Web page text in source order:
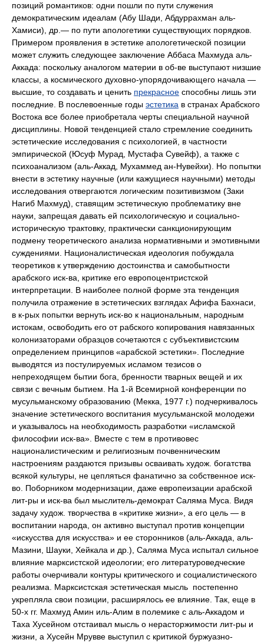
позиций романтиков: одни пошли по пути служения
демократическим идеалам (Абу Шади, Абдуррахман аль-
Хамиси), др.— по пути апологетики существующих порядков.
Примером проявления в эстетике апологетической позиции
может служить следующее заключение Аббаса Махмуда аль-
Аккада: поскольку аналогом материи в об-ве выступают низшие
классы, а космического духовно-упорядочивающего начала —
высшие, то создавать и ценить прекрасное способны лишь эти
последние. В послевоенные годы эстетика в странах Арабского
Востока все более приобретала черты специальной научной
дисциплины. Новой тенденцией стало стремление соединить
эстетические исследования с психологией, в частности
эмпирической (Юсуф Мурад, Мустафа Сувейф), а также с
психоанализом (аль-Аккад, Мухаммед ан-Нувейхи). Но попытки
внести в эстетику научные (или кажущиеся научными) методы
исследования отвергаются логическим позитивизмом (Заки
Нагиб Махмуд), ставящим эстетическую проблематику вне
науки, запрещая давать ей психологическую и социально-
историческую трактовку, практически санкционирующим
подмену теоретического анализа нормативными и эмотивными
суждениями. Националистическая идеология побуждала
теоретиков к утверждению достоинства и самобытности
арабского иск-ва, критике его европоцентристской
интерпретации. В наиболее полной форме эта тенденция
получила отражение в эстетических взглядах Афифа Бахнаси,
в к-рых попытки вернуть иск-во к национальным, народным
истокам, освободить его от рабского копирования навязанных
колонизаторами образцов сочетаются с субъективистским
определением принципов «арабской эстетики». Последние
выводятся из постулируемых исламом тезисов о
непреходящем бытии бога, бренности тварных вещей и их
связи с вечным бытием. На 1-й Всемирной конференции по
мусульманскому образованию (Мекка, 1977 г.) подчеркивалось
значение эстетического воспитания мусульманской молодежи
и указывалось на необходимость разработки «исламской
философии иск-ва». Вместе с тем в противовес
националистическим и религиозным почвенническим
настроениям раздаются призывы осваивать худож. богатства
всякой культуры, не цепляться фанатично за собственное иск-
во. Поборником модернизации, даже европеизации арабской
лит-ры и иск-ва был мыслитель-демократ Саляма Муса. Видя
задачу худож. творчества в «критике жизни», а его цель — в
воспитании народа, он активно выступал против концепции
«искусства для искусства» и ее сторонников (аль-Аккада, аль-
Мазини, Шауки, Хейкала и др.), Саляма Муса испытал сильное
влияние марксистской идеологии; его литературоведческие
работы очерчивали контуры критического и социалистического
реализма. Марксистская эстетическая мысль постепенно
укрепляла свои позиции, расширялось ее влияние. Так, еще в
50-х гг. Махмуд Амин иль-Алим в полемике с аль-Аккадом и
Таха Хусейном отстаивал мысль о нерасторжимости лит-ры и
жизни, а Хусейн Мрувве выступил с критикой буржуазно-